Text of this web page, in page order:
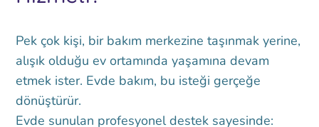
Pek çok kişi, bir bakım merkezine taşınmak yerine,
alışık olduğu ev ortamında yaşamına devam
etmek ister. Evde bakım, bu isteği gerçeğe
dönüştürür.
Evde sunulan profesyonel destek sayesinde: